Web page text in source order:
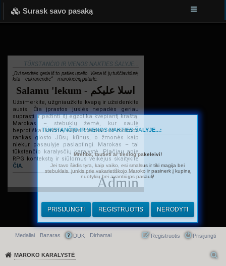
Surask savo pasaką
TŪKSTANČIO IR VIENOS NAKTIES ŠALYJE...
„Dvi nendrės geria iš to paties upelio. Viena iš jų tuščiavidurė,
kita – cukranendrė“ – marokiečių patarlė.
Salamu 'lekum - اسلا عليكم
Užsimerkite, užgniaužkite kvapą ir užsidenkite
ausis. Čia įprastos juslės nepadės geriau
suprasti ir pažinti šį egzotika kvepiantį kraštą.
Marokas – stebuklų žemė, kur saulė
beprotiškai kaitina, vėjas švelniau už motinos
rankas glosto Jūsų kūnus, o žmonės kaip
niekur pasaulyje paslaptingi. Marokas – tai
tūkstančio karalysčių karalystė. Plačiau apie
RPG kontekstą ir siūlomus veikėjus skaitykite
ČIA.
Admin
Greitasis meniu
Medaliai Bazaras DUK Dirhamai Prisijungti
Registruotis
MAROKO KARALYSTĖ
TŪKSTANČIO IR VIENOS NAKTIES ŠALYJE...:
Mrehba, tautieti ar tiesiog pakeleivi!
Jei tavo širdis tyra, kaip vaiko, esi smalsus ir tiki magija bei
stebuklais, junkis prie vakarietiškojo Maroko ir pasinerk į kupiną
nuotykių bei avantiūros pasaulį!
PRISIJUNGTI REGISTRUOTIS NERODYTI